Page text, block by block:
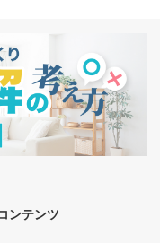
ンテンツ